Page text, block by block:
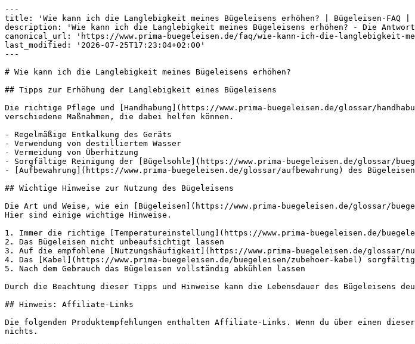
---
title: 'Wie kann ich die Langlebigkeit meines Bügeleisens erhöhen? | Bügeleisen-FAQ |
description: 'Wie kann ich die Langlebigkeit meines Bügeleisens erhöhen? - Die
canonical_url: 'https://www.prima-buegeleisen.de/faq/wie-kann-ich-die-langlebigkeit-
last_modified: '2026-07-25T17:23:04+02:00'
---
# Wie kann ich die Langlebigkeit meines Bügeleisens erhöhen?
## Tipps zur Erhöhung der Langlebigkeit eines Bügeleisens
Die richtige Pflege und [Handhabung](https://www.prima-buegeleisen.de/glossar/
verschiedene Maßnahmen, die dabei helfen können.
- Regelmäßige Entkalkung des Geräts
- Verwendung von destilliertem Wasser
- Vermeidung von Überhitzung
- Sorgfältige Reinigung der [Bügelsohle](https://www.prima-buegeleisen.de/glossar/
- [Aufbewahrung](https://www.prima-buegeleisen.de/glossar/aufbewahrung) des
## Wichtige Hinweise zur Nutzung des Bügeleisens
Die Art und Weise, wie ein [Bügeleisen](https://www.prima-buegeleisen.de/glossar/
Hier sind einige wichtige Hinweise.
1. Immer die richtige [Temperatureinstellung](https://www.prima-buegeleisen.de/
2. Das Bügeleisen nicht unbeaufsichtigt lassen
3. Auf die empfohlene [Nutzungshäufigkeit](https://www.prima-buegeleisen.de/glossar/
4. Das [Kabel](https://www.prima-buegeleisen.de/buegeleisen/zubehoer-kabel)
5. Nach dem Gebrauch das Bügeleisen vollständig abkühlen lassen
Durch die Beachtung dieser Tipps und Hinweise kann die Lebensdauer des Bügeleisens
## Hinweis: Affiliate-Links
Die folgenden Produktempfehlungen enthalten Affiliate-Links. Wenn du über einen
nichts.